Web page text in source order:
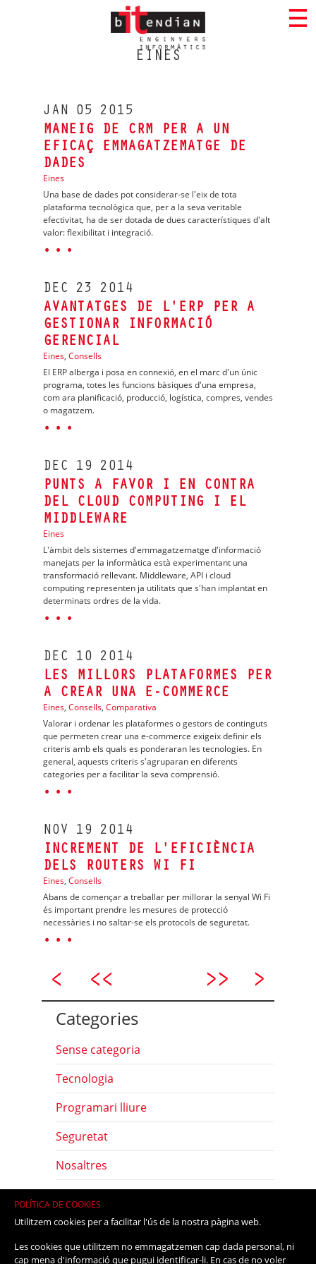
POLÍTICA DE COOKIES
Utilitzem cookies per a facilitar l'ús de la nostra pàgina web.
Les cookies que utilitzem no emmagatzemen cap dada personal, ni
cap mena d'informació que pugui identificar-li. En cas de no voler
EINES
JAN 05
2015
MANEIG DE CRM PER A UN
EFICAÇ EMMAGATZEMATGE DE
DADES
Eines
Una base de dades pot considerar-se l'eix de tota
plataforma tecnològica que, per a la seva veritable
efectivitat, ha de ser dotada de dues característiques d'alt
valor: flexibilitat i integració.
· · ·
DEC 23
2014
AVANTATGES DE L'ERP PER A
GESTIONAR INFORMACIÓ
GERENCIAL
Eines, Consells
El ERP alberga i posa en connexió, en el marc d'un únic
programa, totes les funcions bàsiques d'una empresa,
com ara planificació, producció, logística, compres, vendes
o magatzem.
· · ·
DEC 19
2014
PUNTS A FAVOR I EN CONTRA
DEL CLOUD COMPUTING I EL
MIDDLEWARE
Eines
L'àmbit dels sistemes d'emmagatzematge d'informació
manejats per la informàtica està experimentant una
transformació rellevant. Middleware, API i cloud
computing representen ja utilitats que s'han implantat en
determinats ordres de la vida.
· · ·
DEC 10
2014
LES MILLORS PLATAFORMES PER
A CREAR UNA E-COMMERCE
Eines, Consells, Comparativa
Valorar i ordenar les plataformes o gestors de continguts
que permeten crear una e-commerce exigeix definir els
criteris amb els quals es ponderaran les tecnologies. En
general, aquests criteris s'agruparan en diferents
categories per a facilitar la seva comprensió.
· · ·
NOV 19
2014
INCREMENT DE L'EFICIÈNCIA
DELS ROUTERS WI FI
Eines, Consells
Abans de començar a treballar per millorar la senyal Wi Fi
és important prendre les mesures de protecció
necessàries i no saltar-se els protocols de seguretat.
· · ·
Categories
Sense categoria
Tecnologia
Programari lliure
Seguretat
Nosaltres
Com
Eines
Maquinari lliure